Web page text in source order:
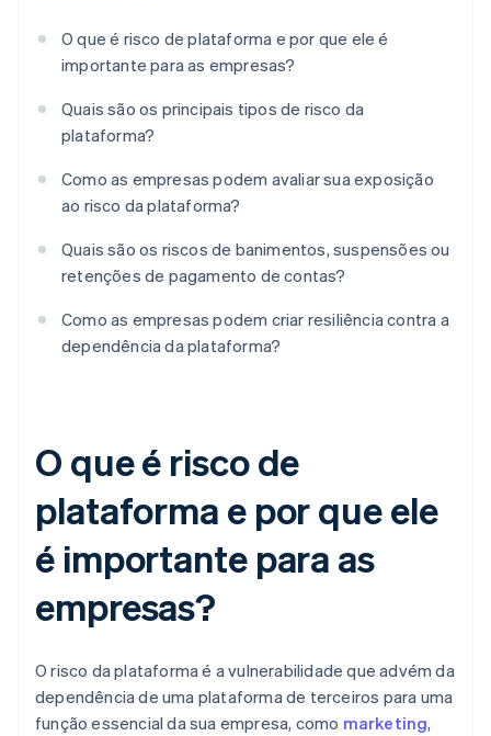
O que é risco de plataforma e por que ele é
importante para as empresas?
Quais são os principais tipos de risco da
plataforma?
Como as empresas podem avaliar sua exposição
ao risco da plataforma?
Quais são os riscos de banimentos, suspensões ou
retenções de pagamento de contas?
Como as empresas podem criar resiliência contra a
dependência da plataforma?
O que é risco de
plataforma e por que ele
é importante para as
empresas?
O risco da plataforma é a vulnerabilidade que advém da
dependência de uma plataforma de terceiros para uma
função essencial da sua empresa, como marketing,